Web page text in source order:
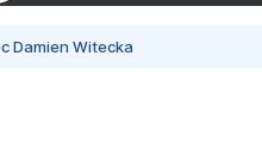
Damien Witecka